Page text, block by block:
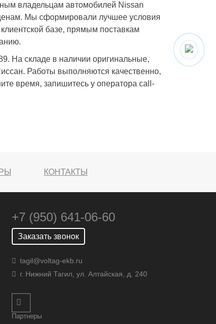
владельцам автомобилей Nissan
Мы сформировали лучшее условия
базе, прямым поставкам
На складе в наличии оригинальные,
Работы выполняются качественно,
время, запишитесь у оператора call-
КОНТАКТЫ
+7 (950) 641-06-60
Заказать звонок
tagil@voltag-ekb.ru
г. Нижний Тагил, ул. Алтайская, д. 240
Партнеры